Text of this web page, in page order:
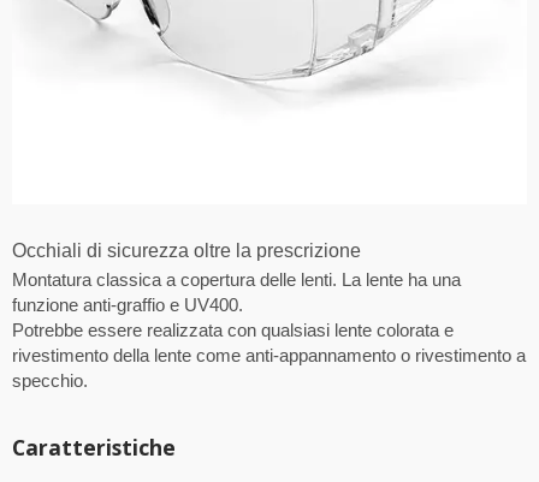
Occhiali di sicurezza oltre la prescrizione
Montatura classica a copertura delle lenti. La lente ha una
funzione anti-graffio e UV400.
Potrebbe essere realizzata con qualsiasi lente colorata e
rivestimento della lente come anti-appannamento o rivestimento a
specchio.
Caratteristiche